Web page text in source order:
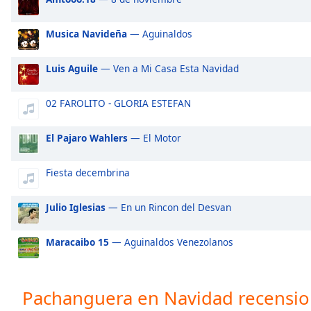
Audio
Track
Picture-
Picture
Fullscreen
modal
window.
Beginning
dialog
window.
Escape
Musica Navideña — Aguinaldos
Luis Aguile — Ven a Mi Casa Esta Navidad
02 FAROLITO - GLORIA ESTEFAN
El Pajaro Wahlers — El Motor
Fiesta decembrina
Julio Iglesias — En un Rincon del Desvan
Maracaibo 15 — Aguinaldos Venezolanos
Pachanguera en Navidad